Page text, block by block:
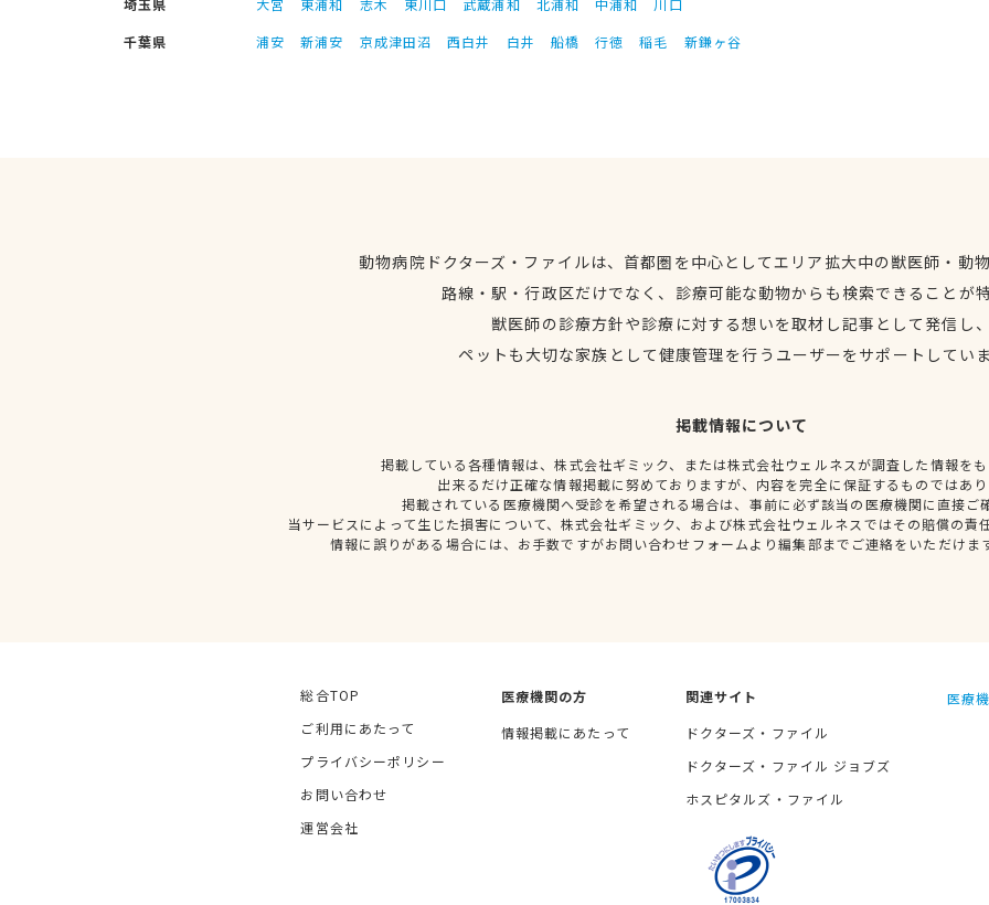
埼玉県
大宮 東浦和 志木 東川口 武蔵浦和 北浦和 中浦和
川口
千葉県
浦安 新浦安 京成津田沼 西白井 白井 船橋 行徳 稲毛 新鎌ヶ谷
動物病院ドクターズ・ファイルは、首都圏を中心としてエリア拡大中の獣医師・動
路線・駅・行政区だけでなく、診療可能な動物からも検索できることが
獣医師の診療方針や診療に対する想いを取材し記事として発信し
ペットも大切な家族として健康管理を行うユーザーをサポートしてい
掲載情報について
掲載している各種情報は、株式会社ギミック、または株式会社ウェルネスが調査した情報を
出来るだけ正確な情報掲載に努めておりますが、内容を完全に保証するものではあ
掲載されている医療機関へ受診を希望される場合は、事前に必ず該当の医療機関に直接ご
当サービスによって生じた損害について、株式会社ギミック、および株式会社ウェルネスではその賠償の責
情報に誤りがある場合には、お手数ですがお問い合わせフォームより編集部までご連絡をいただけま
総合TOP
ご利用にあたって
プライバシーポリシー
お問い合わせ
運営会社
医療機関の方
情報掲載にあたって
関連サイト
ドクターズ・ファイル
ドクターズ・ファイル ジョブズ
ホスピタルズ・ファイル
医療